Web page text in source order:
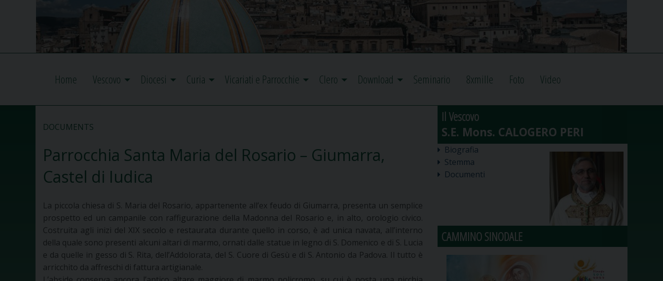
Home Vescovo Diocesi Curia Vicariati e Parrocchie Clero Download Seminario 8xmille Foto Video
DOCUMENTS
Parrocchia Santa Maria del Rosario – Giumarra,
Castel di Iudica
La piccola chiesa di S. Maria del Rosario, appartenente all’ex feudo di Giumarra, presenta un semplice
prospetto ed un campanile con raffigurazione della Madonna del Rosario e, in alto, orologio civico.
Costruita agli inizi del XIX secolo e restaurata durante quello in corso, è ad unica navata, all’interno
della quale sono presenti alcuni altari di marmo, ornati dalle statue in legno di S. Domenico e di S. Lucia
e da quelle in gesso di S. Rita, dell’Addolorata, del S. Cuore di Gesù e di S. Antonio da Padova. Il tutto è
arricchito da affreschi di fattura artigianale.
Il Vescovo
Biografia
Stemma
Documenti
CAMMINO SINODALE